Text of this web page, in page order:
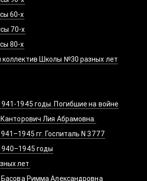
60-х
70-х
80-х
коллектив Школы №30 разных лет
1945 годы. Погибшие на войне
Лия Абрамовна.
гг. Госпиталь N 3777
годы
лет
Римма Александровна